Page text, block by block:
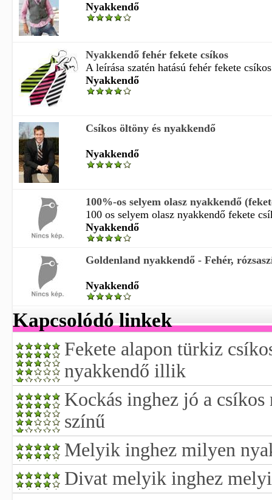
Nyakkendő
Nyakkendő fehér fekete csíkos
A leírása szatén hatású fehér fekete
Nyakkendő
Csíkos öltöny és nyakkendő
Nyakkendő
100%-os selyem olasz nyakkendő
100 os selyem olasz nyakkendő fekete
Nyakkendő
Goldenland nyakkendő - Fehér,
Nyakkendő
Kapcsolódó linkek
Fekete alapon türkiz
nyakkendő illik
Kockás inghez jó a
színű
Melyik inghez milyen
Divat melyik inghez